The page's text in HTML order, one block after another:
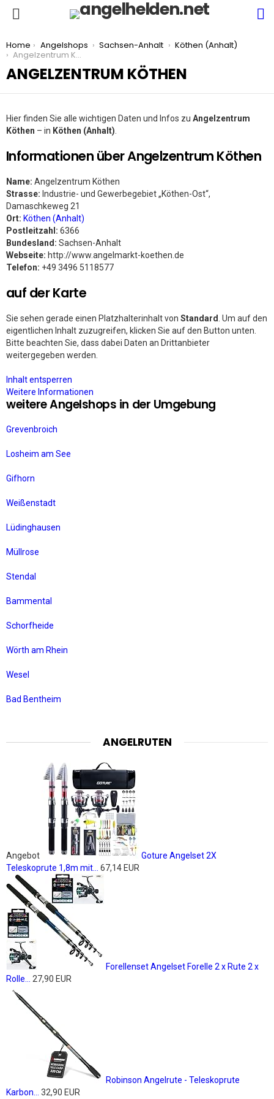
You are here:
Home Angelshops Sachsen-Anhalt
Köthen (Anhalt)
Angelzentrum Köthen
ANGELZENTRUM KÖTHEN
Hier finden Sie alle wichtigen Daten und Infos zu Angelzentrum
Köthen – in Köthen (Anhalt)
Informationen über Angelzentrum Köthen
Name: Angelzentrum Köthen
Strasse: Industrie- und Gewerbegebiet „Köthen-Ost“,
Damaschkeweg 21
Ort: Köthen (Anhalt)
Postleitzahl: 6366
Bundesland: Sachsen-Anhalt
Webseite: http://www.angelmarkt-koethen.de
Telefon: +49 3496 5118577
auf der Karte
Sie sehen gerade einen Platzhalterinhalt von Standard . Um auf den
eigentlichen Inhalt zuzugreifen, klicken Sie auf den Button unten.
Bitte beachten Sie, dass dabei Daten an Drittanbieter
weitergegeben werden.
Inhalt entsperren
Weitere Informationen
weitere Angelshops in der Umgebung
Grevenbroich
Losheim am See
Gifhorn
Weißenstadt
Lüdinghausen
Müllrose
Stendal
Bammental
Schorfheide
Wörth am Rhein
Wesel
Bad Bentheim
ANGELRUTEN
Angebot
Goture Angelset 2X
Teleskoprute 1,8m mit...
67,14 EUR
Forellenset Angelset Forelle 2 x Rute 2 x
Rolle...
27,90 EUR
Robinson Angelrute - Teleskoprute
Karbon...
32,90 EUR